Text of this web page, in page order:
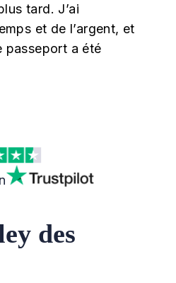
tard. J’ai
et de l’argent, et
passeport a été
des